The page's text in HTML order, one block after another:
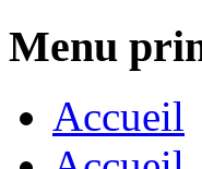
Menu
Accueil